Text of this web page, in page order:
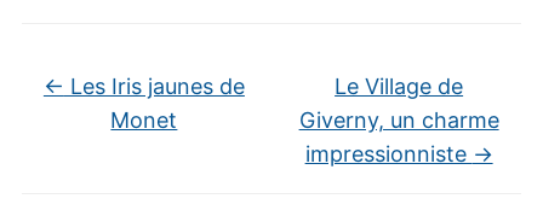
← Les Iris jaunes de
Monet
Le Village de
Giverny, un charme
impressionniste →